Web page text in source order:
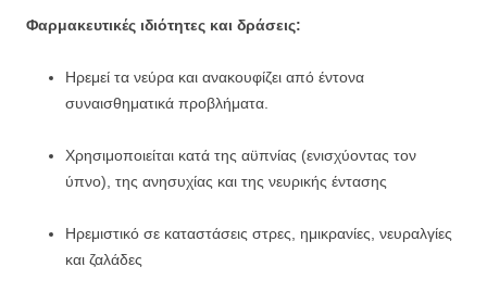
Φαρμακευτικές ιδιότητες και δράσεις:
Ηρεμεί τα νεύρα και ανακουφίζει από έντονα
συναισθηματικά προβλήματα.
Χρησιμοποιείται κατά της αϋπνίας (ενισχύοντας τον
ύπνο), της ανησυχίας και της νευρικής έντασης
Ηρεμιστικό σε καταστάσεις στρες, ημικρανίες, νευραλγίες
και ζαλάδες